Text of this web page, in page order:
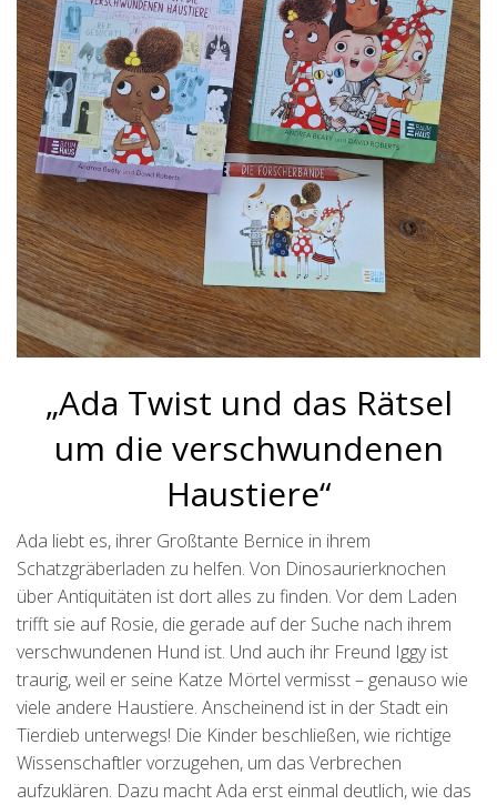
„Ada Twist und das Rätsel
um die verschwundenen
Haustiere“
Ada liebt es, ihrer Großtante Bernice in ihrem
Schatzgräberladen zu helfen. Von Dinosaurierknochen
über Antiquitäten ist dort alles zu finden. Vor dem Laden
trifft sie auf Rosie, die gerade auf der Suche nach ihrem
verschwundenen Hund ist. Und auch ihr Freund Iggy ist
traurig, weil er seine Katze Mörtel vermisst – genauso wie
viele andere Haustiere. Anscheinend ist in der Stadt ein
Tierdieb unterwegs! Die Kinder beschließen, wie richtige
Wissenschaftler vorzugehen, um das Verbrechen
aufzuklären. Dazu macht Ada erst einmal deutlich, wie das